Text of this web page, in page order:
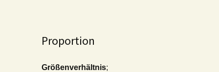
Proportion
Größenverhältnis;